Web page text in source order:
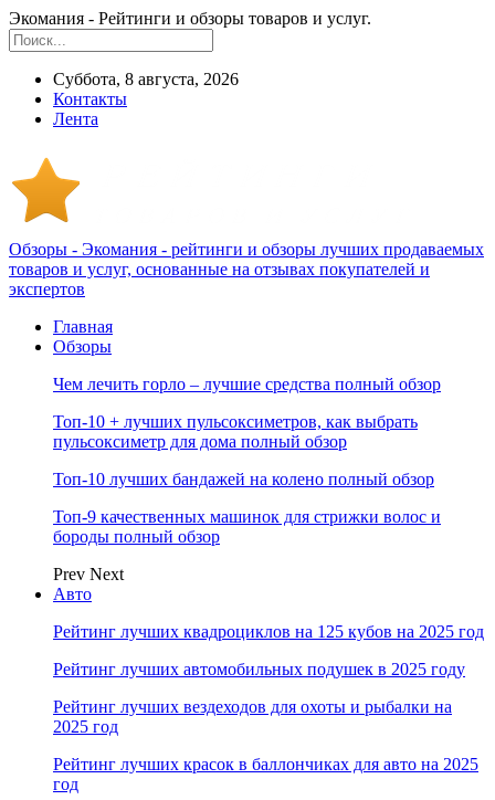
Экомания - Рейтинги и обзоры товаров и услуг.
Суббота, 8 августа, 2026
Контакты
Лента
Обзоры - Экомания - рейтинги и обзоры лучших продаваемых
товаров и услуг, основанные на отзывах покупателей и
экспертов
Главная
Обзоры
Чем лечить горло – лучшие средства полный обзор
Топ-10 + лучших пульсоксиметров, как выбрать
пульсоксиметр для дома полный обзор
Топ-10 лучших бандажей на колено полный обзор
Топ-9 качественных машинок для стрижки волос и
бороды полный обзор
Prev Next
Авто
Рейтинг лучших квадроциклов на 125 кубов на 2025 год
Рейтинг лучших автомобильных подушек в 2025 году
Рейтинг лучших вездеходов для охоты и рыбалки на
2025 год
Рейтинг лучших красок в баллончиках для авто на 2025
год